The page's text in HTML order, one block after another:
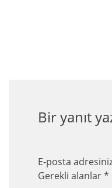
Bir yanıt
E-posta
Gerekli alanlar*